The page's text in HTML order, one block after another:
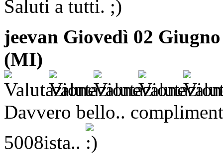
Saluti a tutti.
jeevan Giovedì 02
(MI)
Davvero bello..
5008ista..